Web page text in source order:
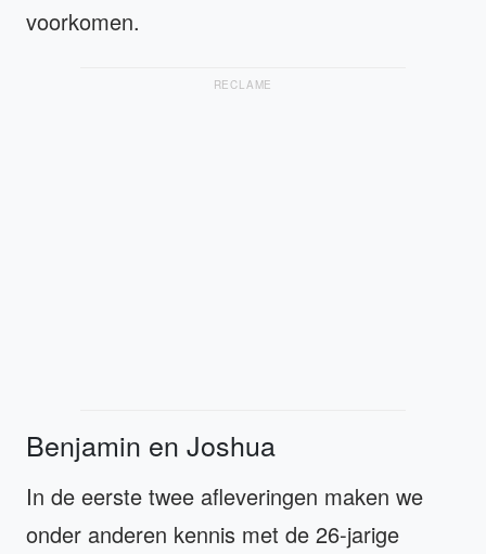
voorkomen.
RECLAME
Benjamin en Joshua
In de eerste twee afleveringen maken we
onder anderen kennis met de 26-jarige